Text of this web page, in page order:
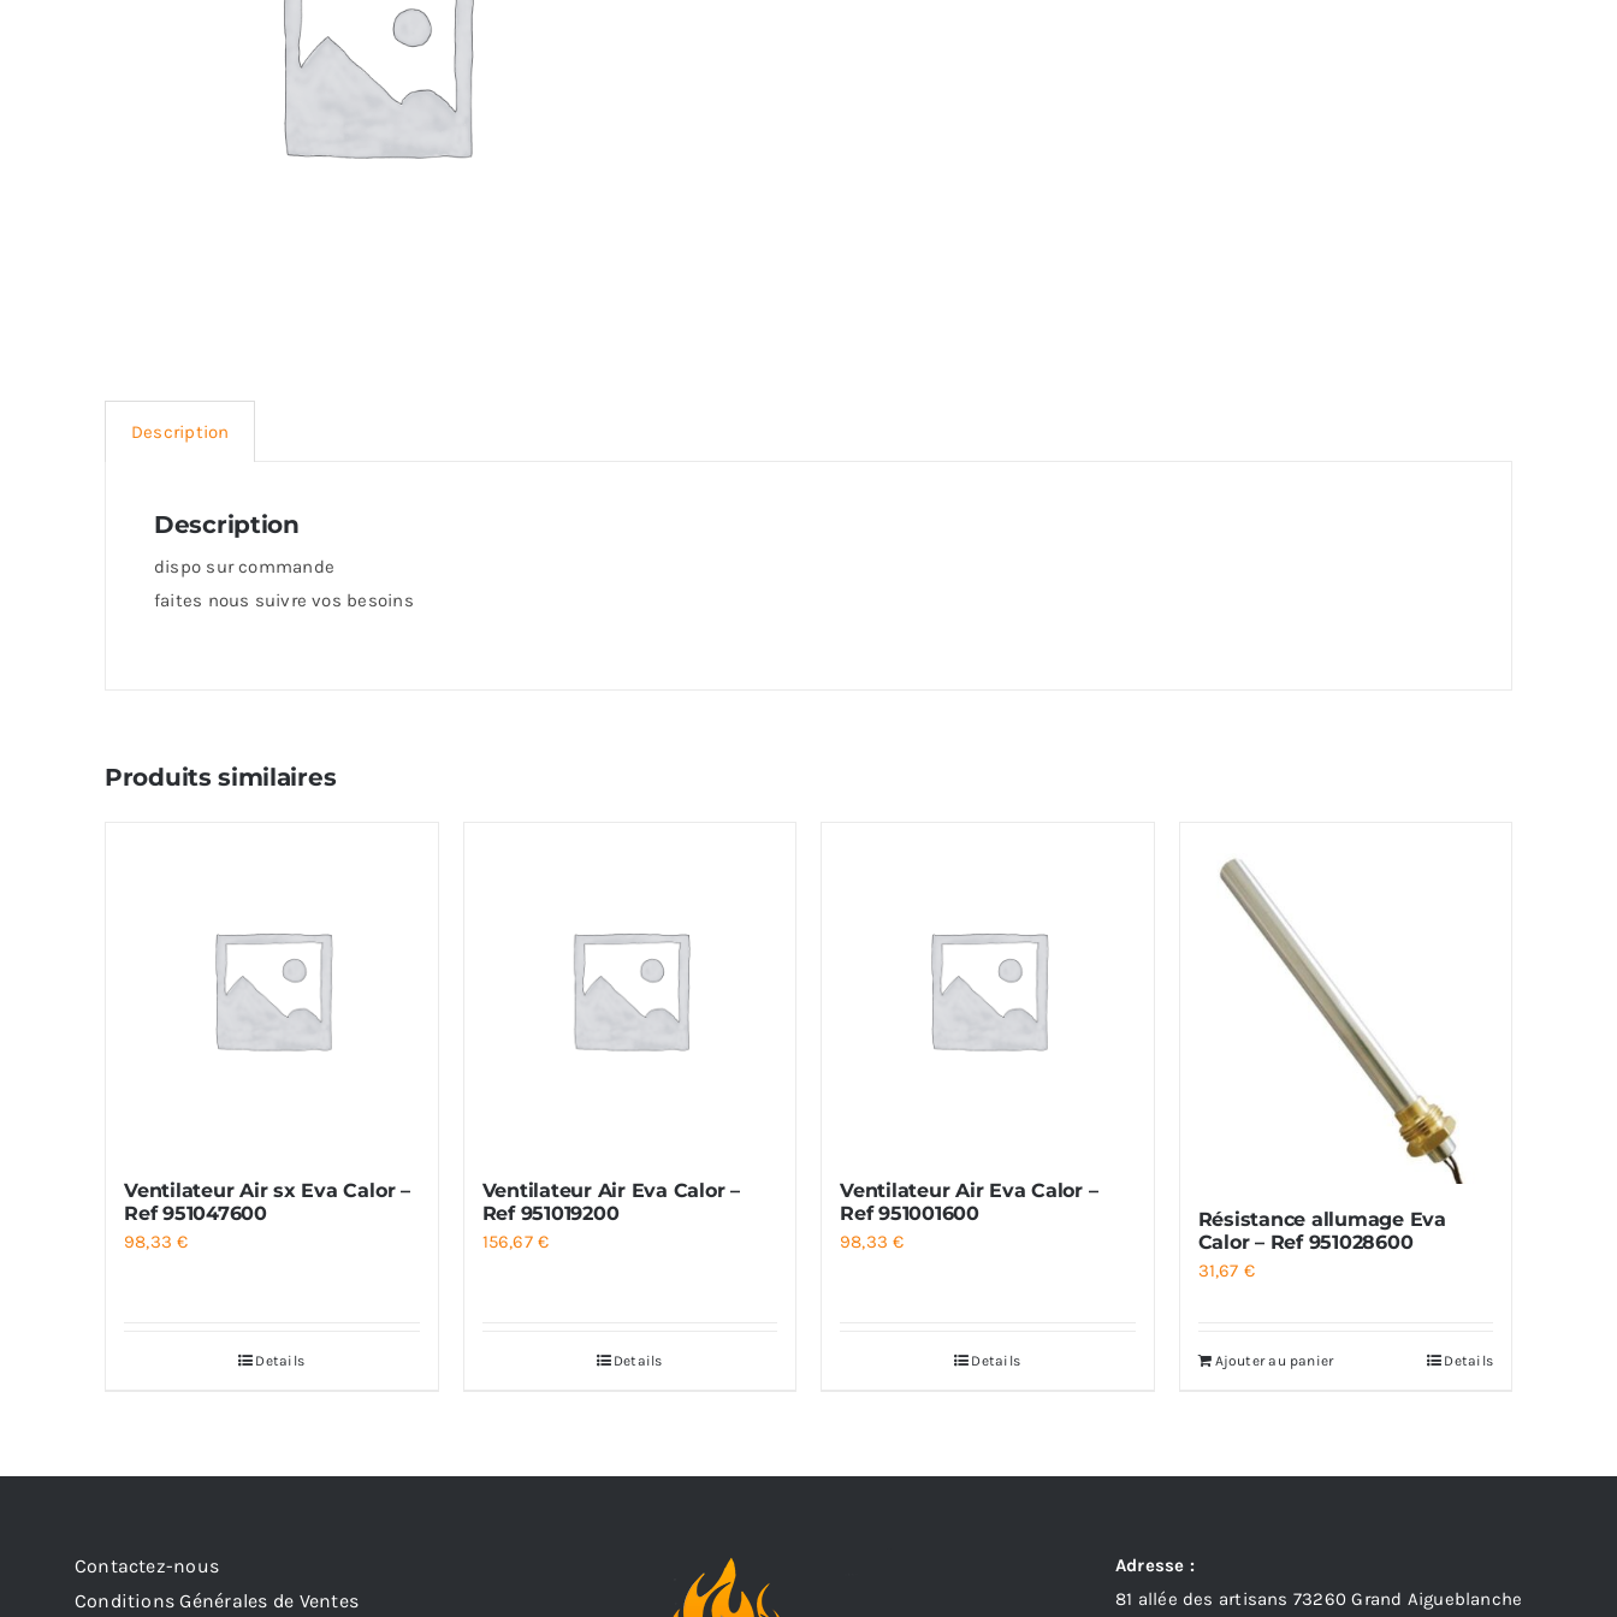
Description
Description
dispo sur commande
faites nous suivre vos besoins
Produits similaires
Ventilateur Air sx Eva Calor –
Ref 951047600
98,33€
Details
Ventilateur Air Eva Calor –
Ref 951019200
156,67€
Details
Ventilateur Air Eva Calor –
Ref 951001600
98,33€
Details
Résistance allumage Eva
Calor – Ref 951028600
31,67 €
Ajouter au panier Details
Contactez-nous
Conditions Générales de Ventes
Adresse :
81 allée des artisans 73260 Grand Aigueblanche